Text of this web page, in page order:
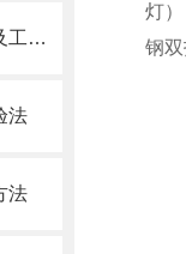
机床钣金防护罩真实的使用意图及工艺过程是怎么样的
法
法
灯
钢